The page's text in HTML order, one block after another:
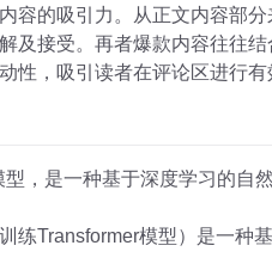
容的吸引力。从正文内容部
及接受。再者爆款内容往往
，吸引读者在评论区进行有
，是一种基于深度学习的自
练Transformer模型）是一种